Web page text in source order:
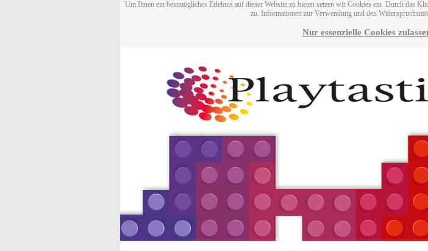
Um Ihnen ein bestmögliches Erlebnis auf dieser Website zu bieten setzen wir Cookies ein. Durch das
zu. Informationen zur Verwendung und den
Nur essenzielle Cookies